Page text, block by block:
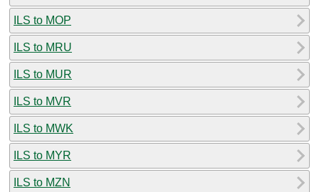
ILS to MOP
ILS to MRU
ILS to MUR
ILS to MVR
ILS to MWK
ILS to MYR
ILS to MZN